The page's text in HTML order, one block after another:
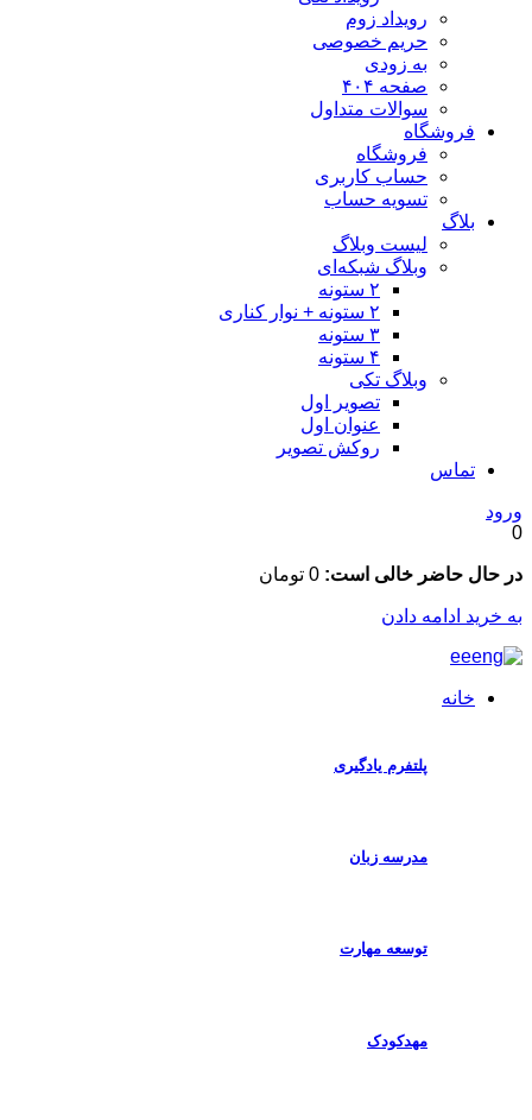
رویداد زوم
حریم خصوصی
به زودی
صفحه ۴۰۴
سوالات متداول
فروشگاه
فروشگاه
حساب کاربری
تسویه حساب
بلاگ
لیست وبلاگ
وبلاگ شبکه‌ای
وبلاگ تکی
تصویر اول
عنوان اول
روکش تصویر
تماس
حاضر خالی است: 0 تومان
ادامه دادن
خانه
پلتفرم یادگیری
مدرسه زبان
توسعه مهارت
مهدکودک